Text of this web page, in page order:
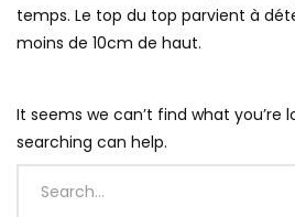
temps. Le top du top parvient à
moins de 10cm de haut.
It seems we can’t find what you’re
searching can help.